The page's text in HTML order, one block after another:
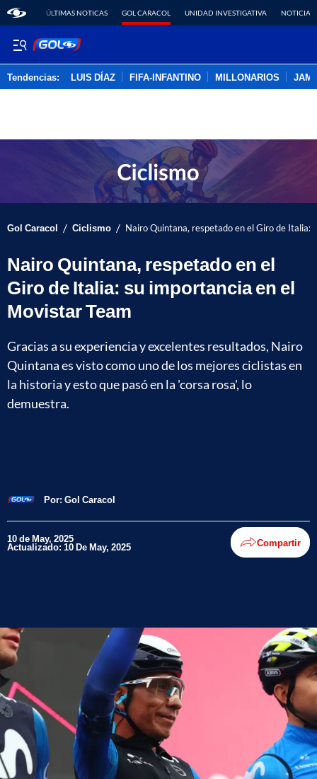
ÚLTIMAS NOTICAS GOL CARACOL UNIDAD INVESTIGATIVA NOTICIAS
Tendencias: LUIS DÍAZ FIFA-INFANTINO MILLONARIOS
Gol Caracol / Ciclismo / Nairo Quintana, respetado en el Giro de Italia:
Nairo Quintana, respetado en el
Giro de Italia: su importancia en el
Movistar Team
Gracias a su experiencia y excelentes resultados, Nairo
Quintana es visto como uno de los mejores ciclistas en
la historia y esto que pasó en la 'corsa rosa', lo
demuestra.
Por: Gol Caracol
10 de May, 2025
Actualizado: 10 De May, 2025 Compartir